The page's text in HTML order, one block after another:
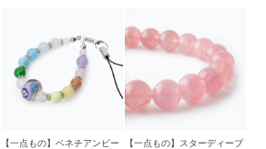
【一点もの】ベネチアンビー
【一点もの】スターディープ